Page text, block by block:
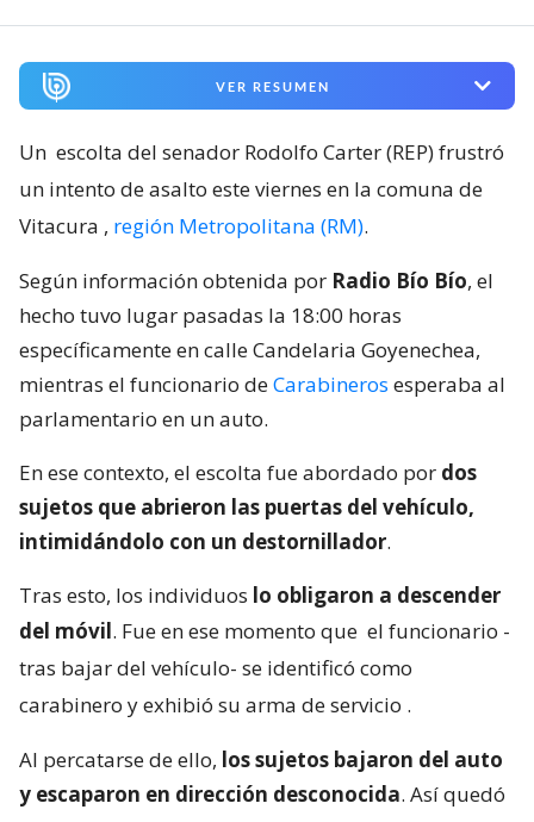
VER RESUMEN
Un escolta del senador Rodolfo Carter (REP) frustró
un intento de asalto este viernes en la comuna de
Vitacura , región Metropolitana (RM).
Según información obtenida por Radio Bío Bío, el
hecho tuvo lugar pasadas la 18:00 horas
específicamente en calle Candelaria Goyenechea,
mientras el funcionario deCarabineros esperaba al
parlamentario en un auto.
En ese contexto, el escolta fue abordado por dos
sujetos que abrieron las puertas del vehículo,
intimidándolo con un destornillador.
Tras esto, los individuos lo obligaron a descender
del móvil. Fue en ese momento que el funcionario -
tras bajar del vehículo- se identificó como
carabinero y exhibió su arma de servicio .
Al percatarse de ello, los sujetos bajaron del auto
y escaparon en dirección desconocida. Así quedó